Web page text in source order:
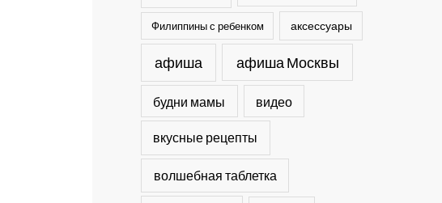
Филиппины с ребенком аксессуары
афиша афиша Москвы
будни мамы видео
вкусные рецепты
волшебная таблетка